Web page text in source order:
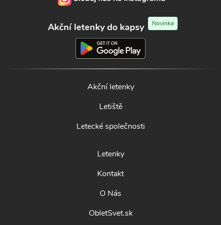
Akční letenky do kapsy Novinka
Akční letenky
Letiště
Letecké společnosti
Letenky
Kontakt
O Nás
ObletSvet.sk